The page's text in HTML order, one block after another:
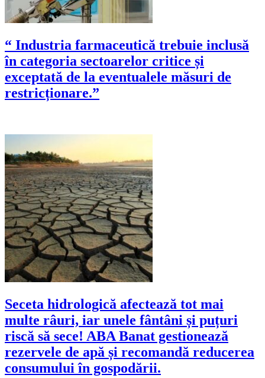
“ Industria farmaceutică trebuie inclusă
în categoria sectoarelor critice și
exceptată de la eventualele măsuri de
restricționare.”
Seceta hidrologică afectează tot mai
multe râuri, iar unele fântâni și puțuri
riscă să sece! ABA Banat gestionează
rezervele de apă și recomandă reducerea
consumului în gospodării.